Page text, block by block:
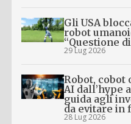
Gli USA
robot
“Questione
29 Lug 2026
Robot, cobot
AI dall’hype
guida agli
da evitare in
28 Lug 2026